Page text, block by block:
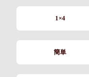
1×4
簡単